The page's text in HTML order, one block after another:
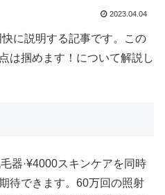
2023.04.04
に説明する記事です。この
は掴めます！について解説し
器·¥4000スキンケアを同時
待できます。60万回の照射